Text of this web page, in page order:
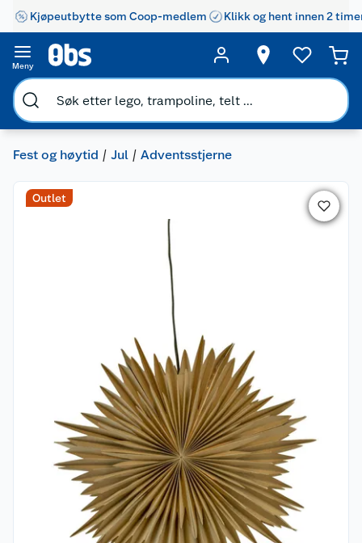
Kjøpeutbytte som Coop-medlem Klikk og hent innen 2
Meny
Fest og høytid Jul Adventsstjerne
Outlet